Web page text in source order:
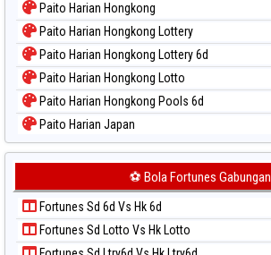
Paito Harian Hongkong
Paito Harian Hongkong Lottery
Paito Harian Hongkong Lottery 6d
Paito Harian Hongkong Lotto
Paito Harian Hongkong Pools 6d
Paito Harian Japan
Paito Harian Japan 6d
Paito Harian Korea
Paito Harian Kuda Lari
Paito Harian Magnum Cambodia
Paito Harian Nagoya
⚽ Bola Fortunes Gabungan
Fortunes Sd 6d Vs Hk 6d
Fortunes Sd Lotto Vs Hk Lotto